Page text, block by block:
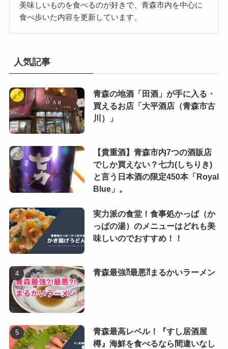
美味しいものを食べるのが好きで、青森市内を中心に
食べ歩いた内容を更新しています。
人気記事
青森の地酒「田酒」が手に入る・
買えるお店「大平酒店（青森市古
川）」
【貴重酒】青森市内7つの酒販店
でしか買えない？七力(しちりき)
と言う日本酒の限定450本「Royal
Blue」。
実力派の食堂！食事処かっぱ（か
っぱの湯）のメニューはどれも美
味しいのでおすすめ！！
青森最強⁈最悪⁈まるかいラーメン
青森最高レベル！『すし居酒屋
樽』海鮮を食べるなら間違いなし